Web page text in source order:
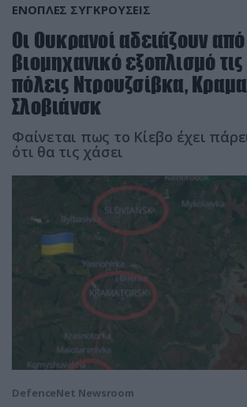
ΕΝΟΠΛΕΣ ΣΥΓΚΡΟΥΣΕΙΣ
Οι Ουκρανοί αδειάζουν από
βιομηχανικό εξοπλισμό
πόλεις Ντρουζσίβκα,
Σλοβιάνσκ
Φαίνεται πως το Κίεβο έχει
ότι θα τις χάσει
DefenceNet Newsroom